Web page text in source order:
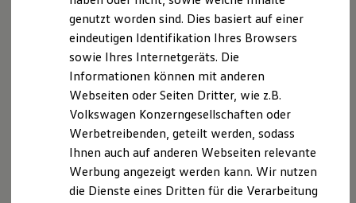
Dieses duale Studium bieten wir an in:
Braunschweig
Abschluss:Bachelor of Engineering (B. Eng.)
Benötigte Abiturnote:mind. 2,7
Bewerbungszeitraum:
01.08.2026 bis 30.04.2027
Beginn:
August 2027
Im zweiten Schritt lädst du Zeugnisse und deinen Lebenslauf
hoch. Auch dein optionales Motivationsschreiben (auch
Anschreiben genannt) fügst du hier hinzu. Auf deiner
Profilseite kannst du deine Dokumente übrigens auch
nachträglich jederzeit ergänzen oder durch neuere
Versionen ersetzen. Praktisch: Die neuen Dokumente
werden automatisch für all deine Bewerbungen
übernommen.
Übersicht: diese Anlagen solltest du mitschicken
genutzt worden sind. Dies basiert auf einer
eindeutigen Identifikation Ihres Browsers
sowie Ihres Internetgeräts. Die
Informationen können mit anderen
Webseiten oder Seiten Dritter, wie z.B.
Volkswagen Konzerngesellschaften oder
Werbetreibenden, geteilt werden, sodass
Ihnen auch auf anderen Webseiten relevante
Werbung angezeigt werden kann. Wir nutzen
die Dienste eines Dritten für die Verarbeitung